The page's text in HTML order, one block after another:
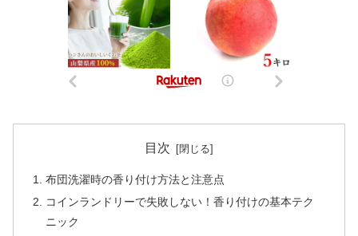
目次
布団洗濯時の香り付け方法と注意点
コインランドリーで失敗しない！香り付けの基本テク
ニック